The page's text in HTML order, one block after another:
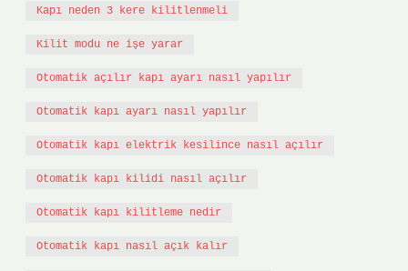
Kapı neden 3 kere kilitlenmeli
Kilit modu ne işe yarar
Otomatik açılır kapı ayarı nasıl yapılır
Otomatik kapı ayarı nasıl yapılır
Otomatik kapı elektrik kesilince nasıl açılır
Otomatik kapı kilidi nasıl açılır
Otomatik kapı kilitleme nedir
Otomatik kapı nasıl açık kalır